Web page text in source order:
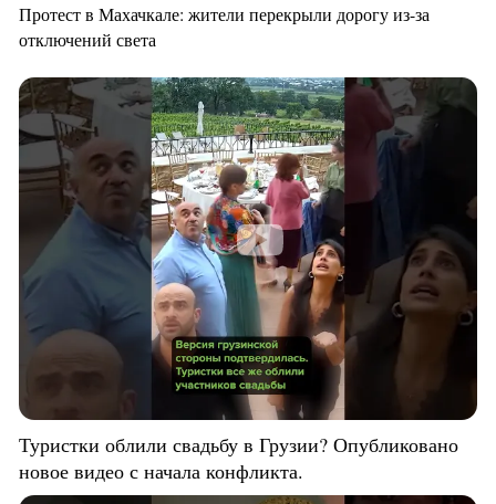
Протест в Махачкале: жители перекрыли дорогу из-за
отключений света
Туристки облили свадьбу в Грузии? Опубликовано
новое видео с начала конфликта.